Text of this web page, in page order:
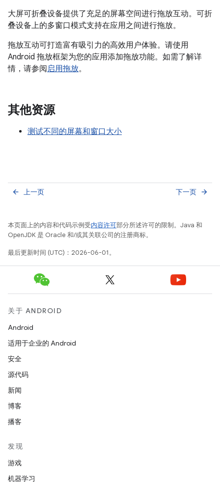
大屏可折叠设备提供了充足的屏幕空间进行拖放互动。可折
叠设备上的多窗口模式支持在应用之间进行拖放。
拖放互动可打造富有吸引力的高效用户体验。请使用
Android 拖放框架为您的应用添加拖放功能。如需了解详
情，请参阅启用拖放。
其他资源
测试不同的屏幕和窗口大小
上一页
arrow_back 下一页 arrow_forward
本页面上的内容和代码示例受内容许可部分所述许可的限制。Java 和
OpenJDK 是 Oracle 和/或其关联公司的注册商标。
最后更新时间 (UTC)：2026-06-01。
关于 ANDROID
Android
适用于企业的 Android
安全
源代码
新闻
博客
播客
发现
游戏
机器学习